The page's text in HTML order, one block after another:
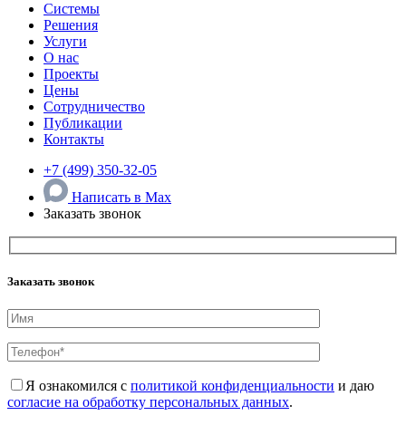
Системы
Решения
Услуги
О нас
Проекты
Цены
Сотрудничество
Публикации
Контакты
+7 (499) 350-32-05
Написать в Max
Заказать звонок
Заказать звонок
Я ознакомился с политикой конфиденциальности и даю
согласие на обработку персональных данных.